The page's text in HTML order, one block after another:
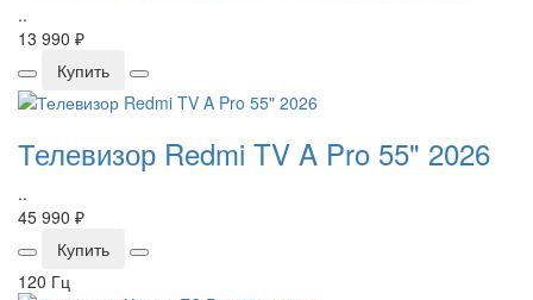
..
13 990 ₽
Купить
Телевизор Redmi TV A Pro 55" 2026
..
45 990 ₽
Купить
120 Гц